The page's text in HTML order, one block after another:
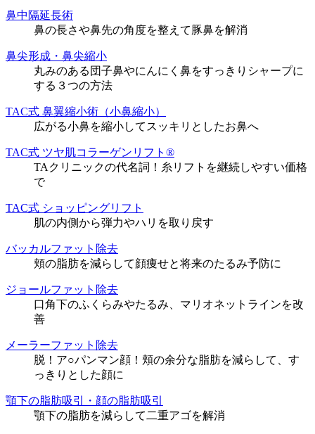
鼻中隔延長術
鼻の長さや鼻先の角度を整えて豚鼻を解消
鼻尖形成・鼻尖縮小
丸みのある団子鼻やにんにく鼻をすっきりシャープに
する３つの方法
TAC式 鼻翼縮小術（小鼻縮小）
広がる小鼻を縮小してスッキリとしたお鼻へ
TAC式 ツヤ肌コラーゲンリフト®
TAクリニックの代名詞！糸リフトを継続しやすい価格
で
TAC式 ショッピングリフト
肌の内側から弾力やハリを取り戻す
バッカルファット除去
頬の脂肪を減らして顔痩せと将来のたるみ予防に
ジョールファット除去
口角下のふくらみやたるみ、マリオネットラインを改
善
メーラーファット除去
脱！ア○パンマン顔！頬の余分な脂肪を減らして、す
っきりとした顔に
顎下の脂肪吸引・顔の脂肪吸引
顎下の脂肪を減らして二重アゴを解消